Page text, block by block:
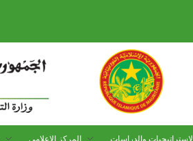
المركز الاعلامي الاستراتيجيات والدراسات